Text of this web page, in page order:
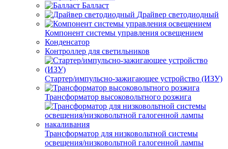
Балласт
Драйвер светодиодный
Компонент системы управления освещением
Конденсатор
Контроллер для светильников
Стартер/импульсно-зажигающее устройство (ИЗУ)
Трансформатор высоковольтного розжига
Трансформатор для низковольтной системы
освещения/низковольтной галогенной лампы